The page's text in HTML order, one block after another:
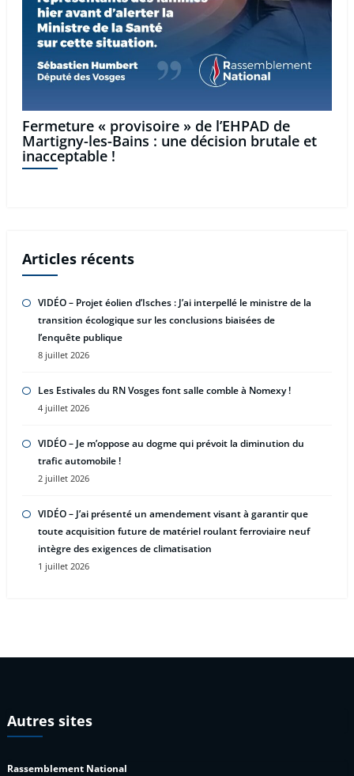
Fermeture « provisoire » de l’EHPAD de
Martigny-les-Bains : une décision brutale et
inacceptable !
Articles récents
VIDÉO – Projet éolien d’Isches : J’ai interpellé le ministre de la
transition écologique sur les conclusions biaisées de
l’enquête publique
8 juillet 2026
Les Estivales du RN Vosges font salle comble à Nomexy !
4 juillet 2026
VIDÉO – Je m’oppose au dogme qui prévoit la diminution du
trafic automobile !
2 juillet 2026
VIDÉO – J’ai présenté un amendement visant à garantir que
toute acquisition future de matériel roulant ferroviaire neuf
intègre des exigences de climatisation
1 juillet 2026
Autres sites
Rassemblement National